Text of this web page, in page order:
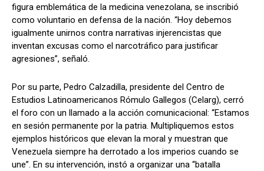
figura emblemática de la medicina venezolana, se inscribió
como voluntario en defensa de la nación. “Hoy debemos
igualmente unirnos contra narrativas injerencistas que
inventan excusas como el narcotráfico para justificar
agresiones”, señaló.
Por su parte, Pedro Calzadilla, presidente del Centro de
Estudios Latinoamericanos Rómulo Gallegos (Celarg), cerró
el foro con un llamado a la acción comunicacional: “Estamos
en sesión permanente por la patria. Multipliquemos estos
ejemplos históricos que elevan la moral y muestran que
Venezuela siempre ha derrotado a los imperios cuando se
une”. En su intervención, instó a organizar una “batalla